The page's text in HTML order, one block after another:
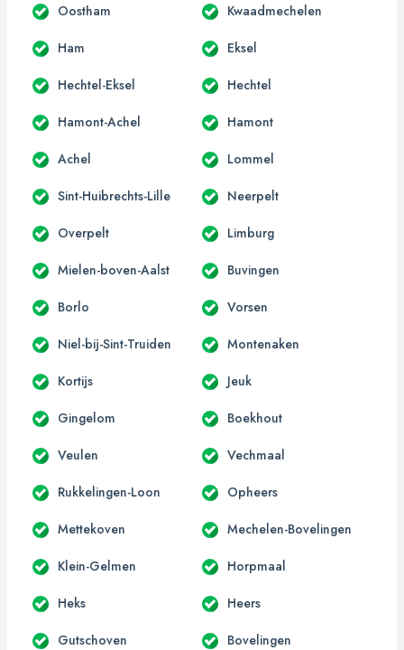
Oostham Kwaadmechelen
Ham Eksel
Hechtel-Eksel Hechtel
Hamont-Achel Hamont
Achel Lommel
Sint-Huibrechts-Lille Neerpelt
Overpelt Limburg
Mielen-boven-Aalst Buvingen
Borlo Vorsen
Niel-bij-Sint-Truiden Montenaken
Kortijs Jeuk
Gingelom Boekhout
Veulen Vechmaal
Rukkelingen-Loon Opheers
Mettekoven Mechelen-Bovelingen
Klein-Gelmen Horpmaal
Heks Heers
Gutschoven Bovelingen